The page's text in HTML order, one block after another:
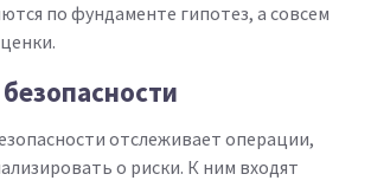
по фундаменте гипотез, а совсем
отслеживает операции,
о риски. К ним входят